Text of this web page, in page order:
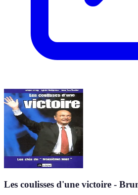
Les coulisses d'une victoire -